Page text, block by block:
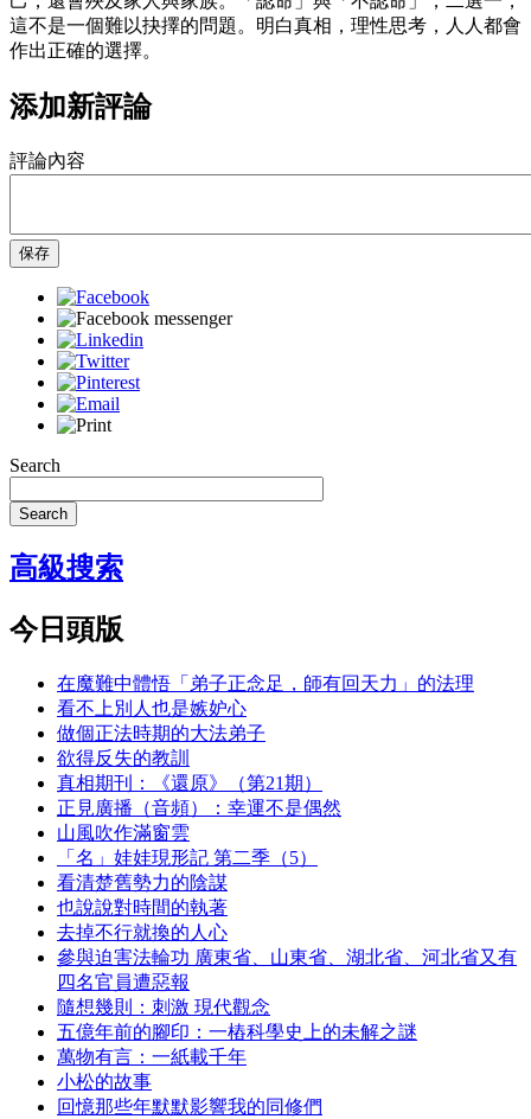
這不是一個難以抉擇的問題。明白真相，理性思考，人人都會
作出正確的選擇。
添加新評論
評論內容
保存
Search
Search
高級搜索
今日頭版
在魔難中體悟「弟子正念足，師有回天力」的法理
看不上別人也是嫉妒心
做個正法時期的大法弟子
欲得反失的教訓
真相期刊：《還原》（第21期）
正見廣播（音頻）：幸運不是偶然
山風吹作滿窗雲
「名」娃娃現形記 第二季（5）
看清楚舊勢力的陰謀
也說說對時間的執著
去掉不行就換的人心
參與迫害法輪功 廣東省、山東省、湖北省、河北省又有
四名官員遭惡報
隨想幾則：刺激 現代觀念
五億年前的腳印：一樁科學史上的未解之謎
萬物有言：一紙載千年
小松的故事
回憶那些年默默影響我的同修們